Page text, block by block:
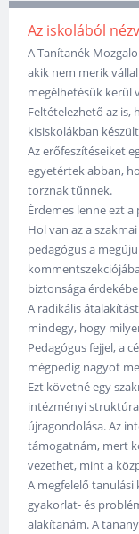
Az iskolából
A Tanítanék
akik nem merik
megélhetésük kerül
Feltételezhető az is,
kisiskolákban
Az erőfeszítéseiket
egyetértek abban,
torznak tűnnek.
Érdemes lenne ezt
Hol van az a
pedagógus a
biztonsága
A radikális
mindegy, hogy
Pedagógus fejjel, a
mégpedig nagyot
Ezt követné egy
intézményi
újragondolása. Az
támogatnám, mert
vezethet, mint a
A megfelelő
gyakorlat- és
alakítanám. A